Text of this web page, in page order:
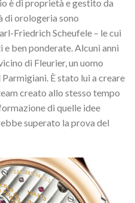
è di proprietà e gestito da
di orologeria sono
Friedrich Scheufele – le cui
e ben ponderate.Alcuni anni
di Fleurier, un uomo
È stato lui a creare
creato allo stesso tempo
di quelle idee
superato la prova del